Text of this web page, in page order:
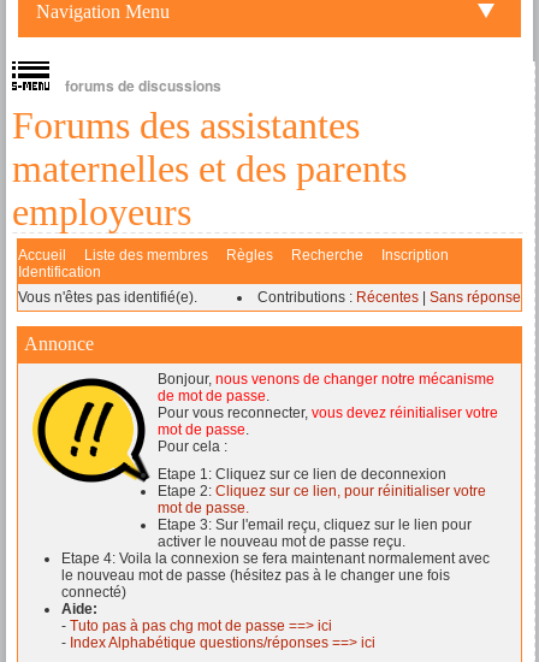
Navigation Menu
forums de discussions
Forums des assistantes
maternelles et des parents
employeurs
Accueil Liste des membres Règles Recherche
Inscription
Identification
Vous n'êtes pas identifié(e).
Contributions : Récentes Sans réponse
Annonce
Bonjour, nous venons de changer notre mécanisme
de mot de passe.
Pour vous reconnecter, vous devez réinitialiser votre
mot de passe.
Pour cela :
Etape 1: Cliquez sur ce lien de deconnexion
Etape 2: Cliquez sur ce lien, pour réinitialiser votre
mot de passe.
Etape 3: Sur l'email reçu, cliquez sur le lien pour
activer le nouveau mot de passe reçu.
Etape 4: Voila la connexion se fera maintenant normalement avec
le nouveau mot de passe (hésitez pas à le changer une fois
connecté)
Aide:
- Tuto pas à pas chg mot de passe ==> ici
- Index Alphabétique questions/réponses ==> ici